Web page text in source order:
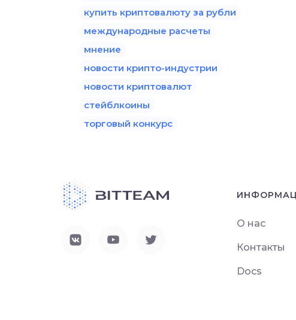
купить криптовалюту за рубли
международные расчеты
мнение
новости крипто-индустрии
новости криптовалют
стейблкоины
торговый конкурс
О нас
Контакты
Docs